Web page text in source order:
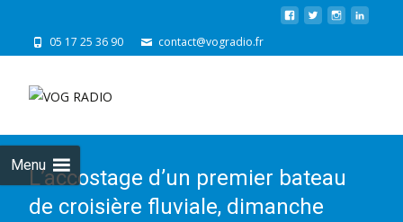
05 17 25 36 90 contact@vogradio.fr
Menu
L’accostage d’un premier bateau
de croisière fluviale, dimanche